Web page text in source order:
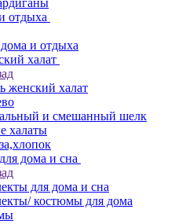
отдыха
и отдыха
халат
женский халат
и смешанный шелк
халаты
дома и сна
для дома и сна
костюмы для дома